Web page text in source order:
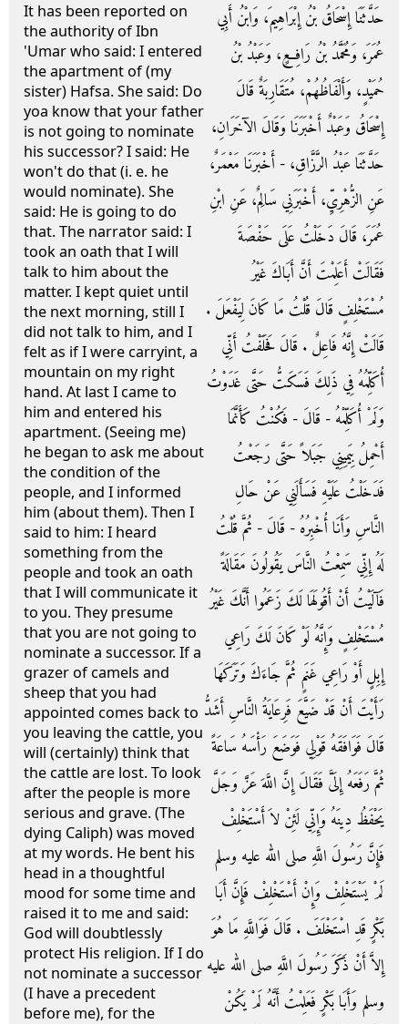
It has been reported on
the authority of Ibn
'Umar who said: I entered
the apartment of (my
sister) Hafsa. She said: Do
yoa know that your father
is not going to nominate
his successor? I said: He
won't do that (i. e. he
would nominate). She
said: He is going to do
that. The narrator said: I
took an oath that I will
talk to him about the
matter. I kept quiet until
the next morning, still I
did not talk to him, and I
felt as if I were carryint, a
mountain on my right
hand. At last I came to
him and entered his
apartment. (Seeing me)
he began to ask me about
the condition of the
people, and I informed
him (about them). Then I
said to him: I heard
something from the
people and took an oath
that I will communicate it
to you. They presume
that you are not going to
nominate a successor. If a
grazer of camels and
sheep that you had
appointed comes back to
you leaving the cattle, you
will (certainly) think that
the cattle are lost. To look
after the people is more
serious and grave. (The
dying Caliph) was moved
at my words. He bent his
head in a thoughtful
mood for some time and
raised it to me and said:
God will doubtlessly
protect His religion. If I do
not nominate a successor
(I have a precedent
before me), for the
حَدَّثَنَا إِسْحَاقُ بْنُ إِبْرَاهِيمَ، وَابْنُ أَبِي
عُمَرَ، وَمُحَمَّدُ بْنُ رَافِعٍ، وَعَبْدُ بْنُ
حُمَيْدٍ، وَأَلْفَاظُهُمْ، مُتَقَارِبَةٌ قَالَ
إِسْحَاقُ وَعَبْدٌ أَخْبَرَنَا وَقَالَ الآخَرَانِ،
حَدَّثَنَا عَبْدُ الرَّزَّاقِ، - أَخْبَرَنَا مَعْمَرٌ،
عَنِ الزُّهْرِيِّ، أَخْبَرَنِي سَالِمٌ، عَنِ ابْنِ
عُمَرَ، قَالَ دَخَلْتُ عَلَى حَفْصَةَ
فَقَالَتْ أَعَلِمْتَ أَنَّ أَبَاكَ غَيْرُ
مُسْتَخْلِفٍ قَالَ قُلْتُ مَا كَانَ لِيَفْعَلَ ‏.‏
قَالَتْ إِنَّهُ فَاعِلٌ ‏.‏ قَالَ فَحَلَفْتُ أَنِّي
أُكَلِّمُهُ فِي ذَلِكَ فَسَكَتُّ حَتَّى غَدَوْتُ
وَلَمْ أُكَلِّمْهُ - قَالَ - فَكُنْتُ كَأَنَّمَا
أَحْمِلُ بِيَمِينِي جَبَلاً حَتَّى رَجَعْتُ
فَدَخَلْتُ عَلَيْهِ فَسَأَلَنِي عَنْ حَالِ
النَّاسِ وَأَنَا أُخْبِرُهُ - قَالَ - ثُمَّ قُلْتُ
لَهُ إِنِّي سَمِعْتُ النَّاسَ يَقُولُونَ مَقَالَةً
فَآلَيْتُ أَنْ أَقُولَهَا لَكَ زَعَمُوا أَنَّكَ غَيْرُ
مُسْتَخْلِفٍ وَإِنَّهُ لَوْ كَانَ لَكَ رَاعِي
إِبِلٍ أَوْ رَاعِي غَنَمٍ ثُمَّ جَاءَكَ وَتَرَكَهَا
رَأَيْتَ أَنْ قَدْ ضَيَّعَ فَرِعَايَةُ النَّاسِ أَشَدُّ
قَالَ فَوَافَقَهُ قَوْلِي فَوَضَعَ رَأْسَهُ سَاعَةً
ثُمَّ رَفَعَهُ إِلَىَّ فَقَالَ إِنَّ اللَّهَ عَزَّ وَجَلَّ
يَحْفَظُ دِينَهُ وَإِنِّي لَئِنْ لاَ أَسْتَخْلِفْ
فَإِنَّ رَسُولَ اللَّهِ صلى الله عليه وسلم
لَمْ يَسْتَخْلِفْ وَإِنْ أَسْتَخْلِفْ فَإِنَّ أَبَا
بَكْرٍ قَدِ اسْتَخْلَفَ ‏.‏ قَالَ فَوَاللَّهِ مَا هُوَ
إِلاَّ أَنْ ذَكَرَ رَسُولَ اللَّهِ صلى الله عليه
وسلم وَأَبَا بَكْرٍ فَعَلِمْتُ أَنَّهُ لَمْ يَكُنْ